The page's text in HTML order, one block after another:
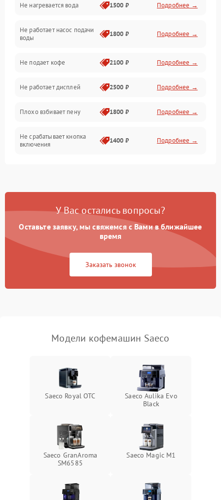
Включение и работа
Проблемы с водой
Не нагревается вода 1500 ₽ Подробнее →
Не работает насос подачи
воды
1800 ₽ Подробнее →
Не подает кофе 2100 ₽ Подробнее →
Не работает дисплей 2500 ₽ Подробнее →
Плохо взбивает пену 1800 ₽ Подробнее →
Не срабатывает кнопка
включения
1400 ₽ Подробнее →
Постоянные сбои в работе 1500 ₽ Подробнее →
У Вас остались вопросы?
Оставьте заявку, мы свяжемся с Вами в ближайшее
время
Заказать звонок
Модели кофемашин Saeco
Saeco Royal OTC
Saeco Aulika Evo
Black
Saeco GranAroma
SM6585
Saeco Magic M1